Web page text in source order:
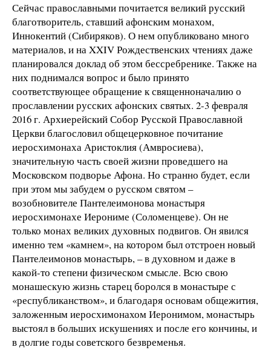
Сейчас православными почитается великий русский
благотворитель, ставший афонским монахом,
Иннокентий (Сибиряков). О нем опубликовано много
материалов, и на XXIV Рождественских чтениях даже
планировался доклад об этом бессребренике. Также на
них поднимался вопрос и было принято
соответствующее обращение к священноначалию о
прославлении русских афонских святых. 2-3 февраля
2016 г. Архиерейский Собор Русской Православной
Церкви благословил общецерковное почитание
иеросхимонаха Аристоклия (Амвросиева),
значительную часть своей жизни проведшего на
Московском подворье Афона. Но странно будет, если
при этом мы забудем о русском святом –
возобновителе Пантелеимонова монастыря
иеросхимонахе Иерониме (Соломенцеве). Он не
только монах великих духовных подвигов. Он явился
именно тем «камнем», на котором был отстроен новый
Пантелеимонов монастырь, – в духовном и даже в
какой-то степени физическом смысле. Всю свою
монашескую жизнь старец боролся в монастыре с
«республиканством», и благодаря основам общежития,
заложенным иеросхимонахом Иеронимом, монастырь
выстоял в больших искушениях и после его кончины, и
в долгие годы советского безвременья.